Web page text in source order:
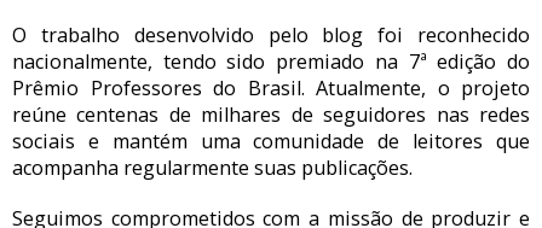
O trabalho desenvolvido pelo blog foi reconhecido
nacionalmente, tendo sido premiado na 7ª edição do
Prêmio Professores do Brasil. Atualmente, o projeto
reúne centenas de milhares de seguidores nas redes
sociais e mantém uma comunidade de leitores que
acompanha regularmente suas publicações.
Seguimos comprometidos com a missão de produzir e